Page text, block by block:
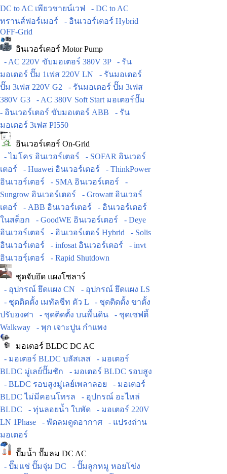
DC to AC เพียวชายน์เวฟ
- DC to AC
ทรานส์ฟอร์เมอร์
- อินเวอร์เตอร์ Hybrid
OFF-Grid
อินเวอร์เตอร์ Motor Pump
- AC 220V ขับมอเตอร์ 380V 3P
- รัน
มอเตอร์ ปั๊ม 1เฟส 220V LN
- รันมอเตอร์
ปั๊ม 3เฟส 220V G2
- รันมอเตอร์ ปั๊ม 3เฟส
380V G3
- AC 380V Soft Start มอเตอร์ปั๊ม
- อินเวอร์เตอร์ ขับมอเตอร์ ABB
- รัน
มอเตอร์ 3เฟส PI550
อินเวอร์เตอร์ On-Grid
- ไมโคร อินเวอร์เตอร์
- SOFAR อินเวอร์
เตอร์
- Huawei อินเวอร์เตอร์
- ThinkPower
อินเวอร์เตอร์
- SMA อินเวอร์เตอร์
-
Sungrow อินเวอร์เตอร์
- Growatt อินเวอร์
เตอร์
- ABB อินเวอร์เตอร์
- อินเวอร์เตอร์
ในสต็อก
- GoodWE อินเวอร์เตอร์
- Deye
อินเวอร์เตอร์
- อินเวอร์เตอร์ Hybrid
- Solis
อินเวอร์เตอร์
- infosat อินเวอร์เตอร์
- invt
อินเวอร์ฺเตอร์
- Rapid Shutdown
ชุดจับยึด แผงโซลาร์
- อุปกรณ์ ยึดแผง CN
- อุปกรณ์ ยึดแผง LS
- ชุดติดตั้ง เมทัลชีท ตัว L
- ชุดติดตั้ง ขาตั้ง
ปรับองศา
- ชุดติดตั้ง บนพื้นดิน
- ชุดเซฟตี้
Walkway
- พุก เจาะปูน กำแพง
มอเตอร์ BLDC DC AC
- มอเตอร์ BLDC บลัสเลส
- มอเตอร์
BLDC มู่เลย์ปั๊มชัก
- มอเตอร์ BLDC รอบสูง
- BLDC รอบสูงมู่เลย์เพลาลอย
- มอเตอร์
BLDC ไม่มีคอนโทรล
- อุปกรณ์ อะไหล่
BLDC
- ทุ่นลอยน้ำ ใบพัด
- มอเตอร์ 220V
LN 1Phase
- พัดลมดูดอากาศ
- แปรงถ่าน
มอเตอร์
ปั๊มน้ำ ปั๊มลม DC AC
- ปั๊มแช่ ปั๊มจุ่ม DC
- ปั๊มลูกหมู หอยโข่ง